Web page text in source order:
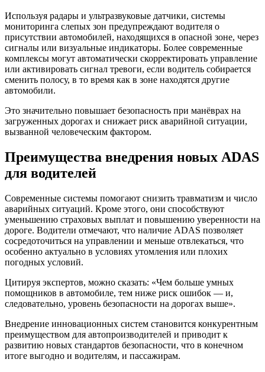
Используя радары и ультразвуковые датчики, системы
мониторинга слепых зон предупреждают водителя о
присутствии автомобилей, находящихся в опасной зоне, через
сигналы или визуальные индикаторы. Более современные
комплексы могут автоматически скорректировать управление
или активировать сигнал тревоги, если водитель собирается
сменить полосу, в то время как в зоне находятся другие
автомобили.
Это значительно повышает безопасность при манёврах на
загруженных дорогах и снижает риск аварийной ситуации,
вызванной человеческим фактором.
Преимущества внедрения новых ADAS
для водителей
Современные системы помогают снизить травматизм и число
аварийных ситуаций. Кроме этого, они способствуют
уменьшению страховых выплат и повышению уверенности на
дороге. Водители отмечают, что наличие ADAS позволяет
сосредоточиться на управлении и меньше отвлекаться, что
особенно актуально в условиях утомления или плохих
погодных условий.
Цитируя экспертов, можно сказать: «Чем больше умных
помощников в автомобиле, тем ниже риск ошибок — и,
следовательно, уровень безопасности на дорогах выше».
Внедрение инновационных систем становится конкурентным
преимуществом для автопроизводителей и приводит к
развитию новых стандартов безопасности, что в конечном
итоге выгодно и водителям, и пассажирам.